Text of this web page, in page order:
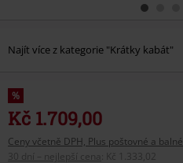
Najít více z kategorie "Krátky kabát"
%
Kč 1.709,00
Ceny včetně DPH, Plus poštovné a balné
30 dní – nejlepší cena
Kč 1.333,02